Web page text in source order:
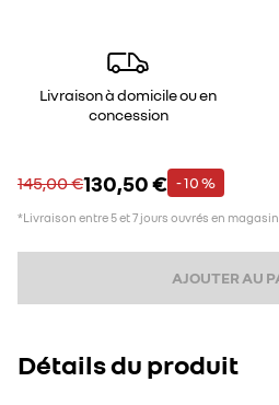
Livraison à domicile ou en
concession
145,00 €130,50 € - 10 %
*Livraison entre 5 et 7 jours ouvrés en magasin
AJOUTER AU
Détails du produit